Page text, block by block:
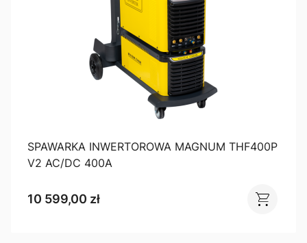
SPAWARKA INWERTOROWA MAGNUM THF400P
V2 AC/DC 400A
10 599,00 zł